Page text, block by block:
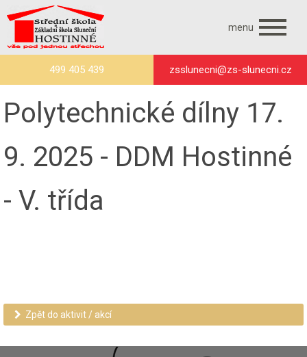
menu
499 405 439 zsslunecni@zs-slunecni.cz
Polytechnické dílny 17.
9. 2025 - DDM Hostinné
- V. třída
Zpět do aktivit / akcí